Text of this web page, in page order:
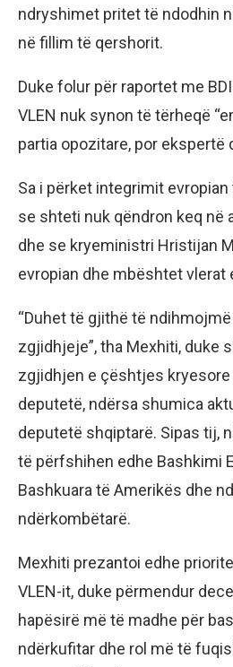
ndryshimet pritet të ndodhin
në fillim të qershorit.
Duke folur për raportet me
VLEN nuk synon të tërheqë
partia opozitare, por ekspertë
Sa i përket integrimit
se shteti nuk qëndron keq në
dhe se kryeministri Hristijan
evropian dhe mbështet vlerat
“Duhet të gjithë të
zgjidhjeje”, tha Mexhiti, duke
zgjidhjen e çështjes
deputetë, ndërsa shumica
deputetë shqiptarë. Sipas tij,
të përfshihen edhe Bashkimi
Bashkuara të Amerikës dhe
ndërkombëtarë.
Mexhiti prezantoi edhe
VLEN-it, duke përmendur
hapësirë më të madhe për
ndërkufitar dhe rol më të